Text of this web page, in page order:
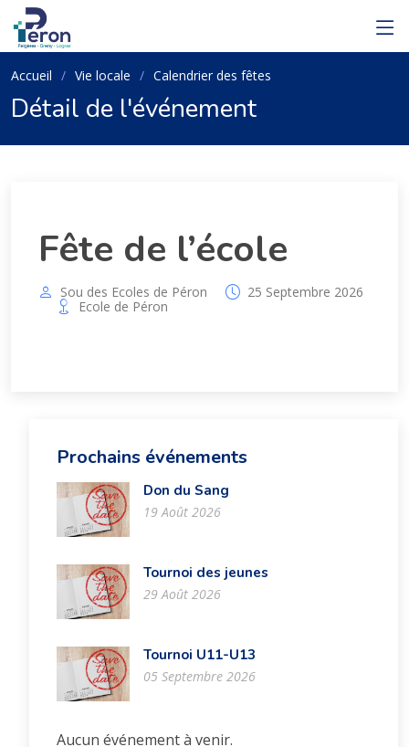
Accueil Vie locale Calendrier des fêtes
Détail de l'événement
Fête de l’école
Sou des Ecoles de Péron
25 Septembre 2026
Ecole de Péron
Prochains événements
Don du Sang
19 Août 2026
Tournoi des jeunes
29 Août 2026
Tournoi U11-U13
05 Septembre 2026
Aucun événement à venir.